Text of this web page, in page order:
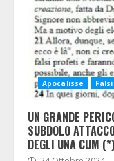
Apocalisse
UN GRANDE
SUBDOLO
DEGLI UNA CUM (*)